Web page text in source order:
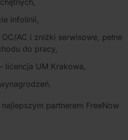
infolinii,
AC i zniżki serwisowe, pełne
do pracy,
licencja UM Krakowa,
najlepszym partnerem FreeNow